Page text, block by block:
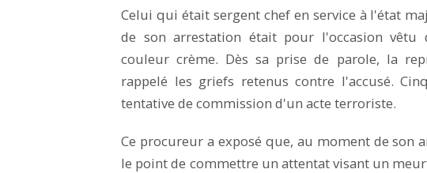
Celui qui était sergent chef en service à l'état
de son arrestation était pour l'occasion vêtu
couleur crème. Dès sa prise de parole, la
rappelé les griefs retenus contre l'accusé.
tentative de commission d'un acte terroriste.
Ce procureur a exposé que, au moment de son
le point de commettre un attentat visant un